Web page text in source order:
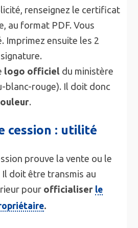
renseignez le certificat
au format PDF. Vous
Imprimez ensuite les 2
logo officiel du ministère
blanc-rouge). Il doit donc
.
cession : utilité
prouve la vente ou le
Il doit être transmis au
pour officialiser le
.